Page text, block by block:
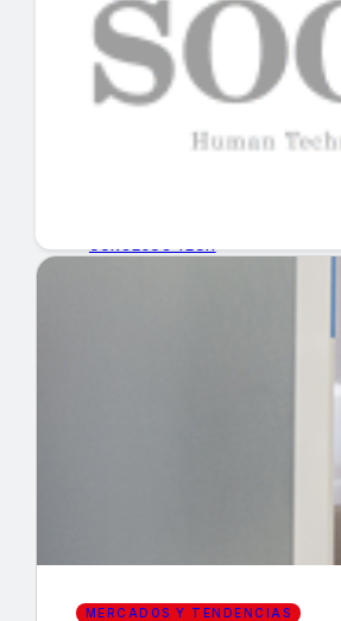
INICIO
EMPRESAS
GUÍA DE COMPRA
Encuentra tu
MERCADOS Y TENDENCIAS